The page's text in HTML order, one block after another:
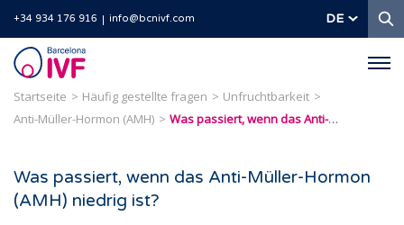
+34 934 176 916 info@bcnivf.com DE
Barcelona
IVF
Startseite Häufig gestellte fragen
Unfruchtbarkeit
Anti-Müller-Hormon (AMH)
Was passiert, wenn das Anti-Müller-Hormon (AMH) niedrig ist?
Was passiert, wenn das Anti-Müller-Hormon
(AMH) niedrig ist?